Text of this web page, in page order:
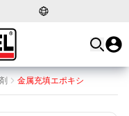
金属充填エポキシ